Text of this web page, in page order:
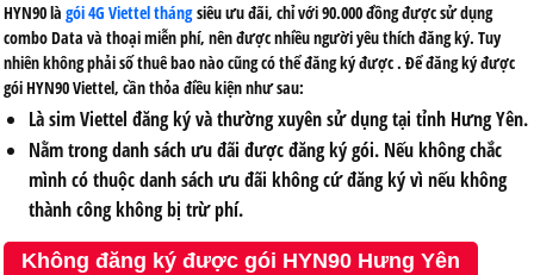
HYN90 là gói 4G Viettel thángsiêu ưu đãi, chỉ với 90.000 đồng được sử dụng
combo Data và thoại miễn phí, nên được nhiều người yêu thích đăng ký. Tuy
nhiên không phải số thuê bao nào cũng có thể đăng ký được . Để đăng ký được
gói HYN90 Viettel, cần thỏa điều kiện như sau:
Là sim Viettel đăng ký và thường xuyên sử dụng tại tỉnh Hưng Yên.
Nằm trong danh sách ưu đãi được đăng ký gói. Nếu không chắc
mình có thuộc danh sách ưu đãi không cứ đăng ký vì nếu không
thành côngkhôngbị trừ phí.
Không đăng ký được gói HYN90 Hưng Yên